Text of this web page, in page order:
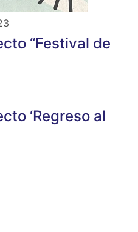
“Festival de
‘Regreso al